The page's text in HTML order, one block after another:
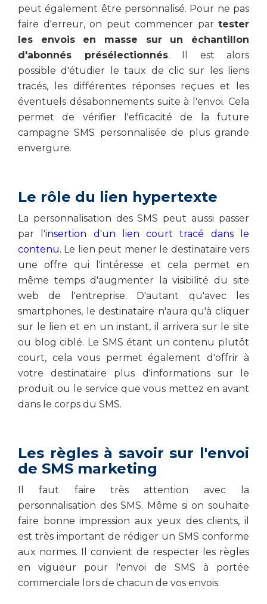
peut également être personnalisé. Pour ne pas
faire d'erreur, on peut commencer par tester
les envois en masse sur un échantillon
d'abonnés présélectionnés. Il est alors
possible d'étudier le taux de clic sur les liens
tracés, les différentes réponses reçues et les
éventuels désabonnements suite à l'envoi. Cela
permet de vérifier l'efficacité de la future
campagne SMS personnalisée de plus grande
envergure.
Le rôle du lien hypertexte
La personnalisation des SMS peut aussi passer
par l'insertion d'un lien court tracé dans le
contenu. Le lien peut mener le destinataire vers
une offre qui l'intéresse et cela permet en
même temps d'augmenter la visibilité du site
web de l'entreprise. D'autant qu'avec les
smartphones, le destinataire n'aura qu'à cliquer
sur le lien et en un instant, il arrivera sur le site
ou blog ciblé. Le SMS étant un contenu plutôt
court, cela vous permet également d'offrir à
votre destinataire plus d'informations sur le
produit ou le service que vous mettez en avant
dans le corps du SMS.
Les règles à savoir sur l'envoi
de SMS marketing
Il faut faire très attention avec la
personnalisation des SMS. Même si on souhaite
faire bonne impression aux yeux des clients, il
est très important de rédiger un SMS conforme
aux normes. Il convient de respecter les règles
en vigueur pour l'envoi de SMS à portée
commerciale lors de chacun de vos envois.